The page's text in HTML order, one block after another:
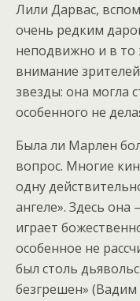
Лили Дарвас,
очень редким
неподвижно и в то
внимание
звезды: она могла
особенного не
Была ли Марлен
вопрос. Многие
одну
ангеле». Здесь она
играет
особенное не
был столь
безгрешен»